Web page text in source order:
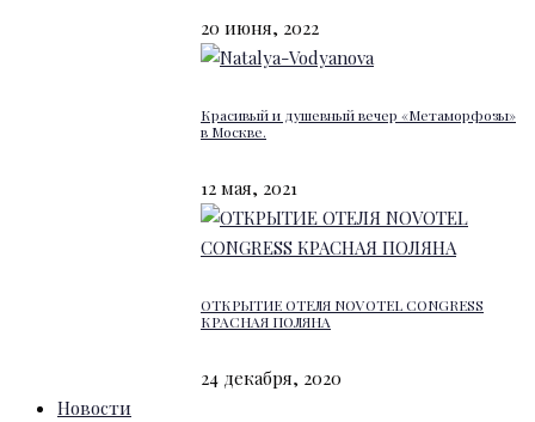
20 июня, 2022
Красивый и душевный вечер «Метаморфозы»
в Москве.
12 мая, 2021
ОТКРЫТИЕ ОТЕЛЯ NOVOTEL CONGRESS
КРАСНАЯ ПОЛЯНА
24 декабря, 2020
Новости